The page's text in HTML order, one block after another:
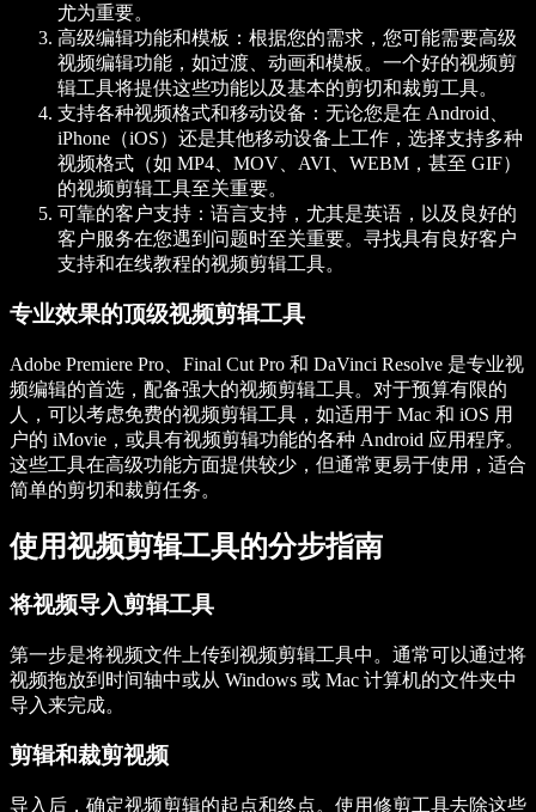
尤为重要。
高级编辑功能和模板：根据您的需求，您可能需要高级
视频编辑功能，如过渡、动画和模板。一个好的视频剪
辑工具将提供这些功能以及基本的剪切和裁剪工具。
支持各种视频格式和移动设备：无论您是在 Android、
iPhone（iOS）还是其他移动设备上工作，选择支持多种
视频格式（如 MP4、MOV、AVI、WEBM，甚至 GIF）
的视频剪辑工具至关重要。
可靠的客户支持：语言支持，尤其是英语，以及良好的
客户服务在您遇到问题时至关重要。寻找具有良好客户
支持和在线教程的视频剪辑工具。
专业效果的顶级视频剪辑工具
Adobe Premiere Pro、Final Cut Pro 和 DaVinci Resolve 是专业视
频编辑的首选，配备强大的视频剪辑工具。对于预算有限的
人，可以考虑免费的视频剪辑工具，如适用于 Mac 和 iOS 用
户的 iMovie，或具有视频剪辑功能的各种 Android 应用程序。
这些工具在高级功能方面提供较少，但通常更易于使用，适合
简单的剪切和裁剪任务。
使用视频剪辑工具的分步指南
将视频导入剪辑工具
第一步是将视频文件上传到视频剪辑工具中。通常可以通过将
视频拖放到时间轴中或从 Windows 或 Mac 计算机的文件夹中
导入来完成。
剪辑和裁剪视频
导入后，确定视频剪辑的起点和终点。使用修剪工具去除这些